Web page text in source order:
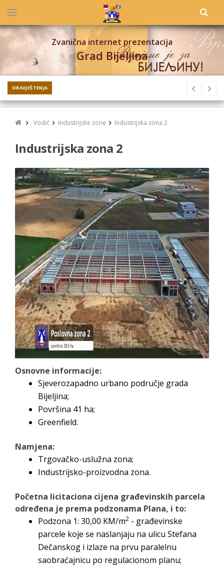
Zvanična internet prezentacija
Grad Bijeljina
OBAVJEŠTENJA
Vodič Industrijske zone Industrijska zona 2
Industrijska zona 2
Osnovne informacije:
Sjeverozapadno urbano područje grada
Bijeljina;
Površina 41 ha;
Greenfield.
Namjena:
Trgovačko-uslužna zona;
Industrijsko-proizvodna zona.
Početna licitaciona cijena građevinskih parcela
određena je prema podzonama Plana, i to:
Podzona 1: 30,00 KM/m2 - građevinske
parcele koje se naslanjaju na ulicu Stefana
Dečanskog i izlaze na prvu paralelnu
saobraćajnicu po regulacionom planu;